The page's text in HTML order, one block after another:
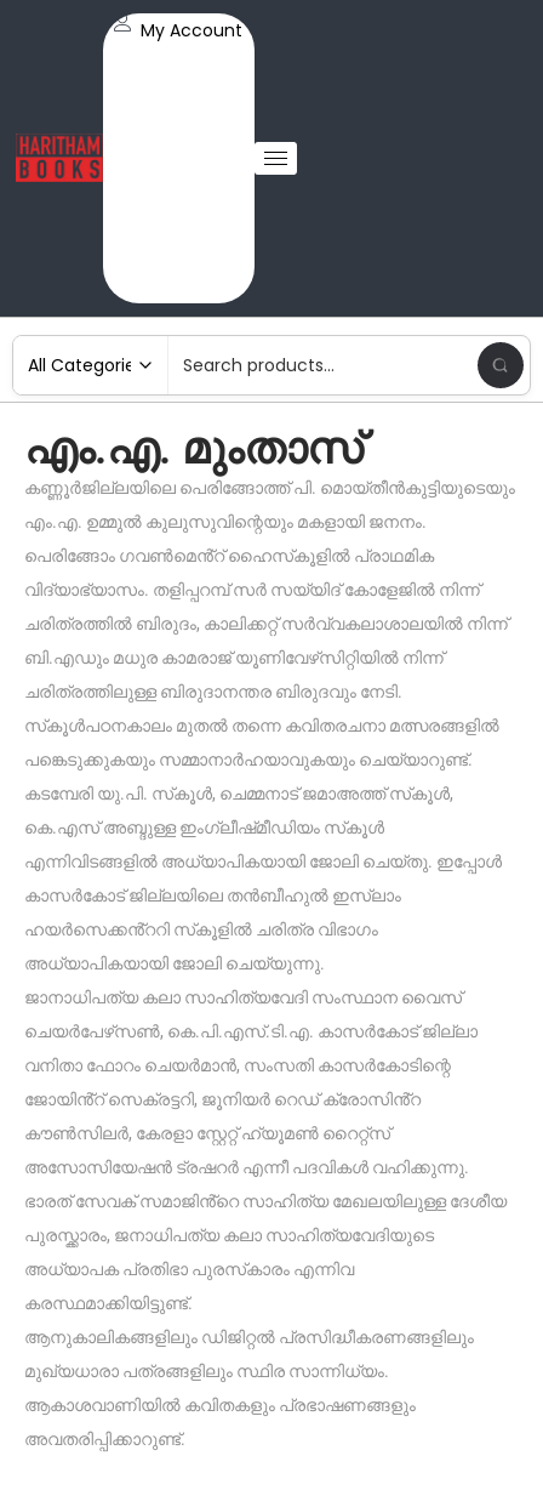
My Account
എം.എ. മുംതാസ്
കണ്ണൂർജില്ലയിലെ പെരിങ്ങോത്ത് പി. മൊയ്തീൻകുട്ടിയുടെയും
എം.എ. ഉമ്മുൽ കുലുസുവിന്റെയും മകളായി ജനനം.
പെരിങ്ങോം ഗവൺമെൻ്റ് ഹൈസ്‌കൂളിൽ പ്രാഥമിക
വിദ്യാഭ്യാസം. തളിപ്പറമ്പ് സർ സയ്യിദ് കോളേജിൽ നിന്ന്
ചരിത്രത്തിൽ ബിരുദം, കാലിക്കറ്റ് സർവ്വകലാശാലയിൽ നിന്ന്
ബി.എഡും മധുര കാമരാജ് യൂണിവേഴ്‌സിറ്റിയിൽ നിന്ന്
ചരിത്രത്തിലുള്ള ബിരുദാനന്തര ബിരുദവും നേടി.
സ്‌കൂൾപഠനകാലം മുതൽ തന്നെ കവിതരചനാ മത്സരങ്ങളിൽ
പങ്കെടുക്കുകയും സമ്മാനാർഹയാവുകയും ചെയ്യാറുണ്ട്.
കടമ്പേരി യു.പി. സ്‌കൂൾ, ചെമ്മനാട് ജമാഅത്ത് സ്‌കൂൾ,
കെ.എസ് അബ്ദുള്ള ഇംഗ്ലീഷ്‌മീഡിയം സ്‌കൂൾ
എന്നിവിടങ്ങളിൽ അധ്യാപികയായി ജോലി ചെയ്‌തു. ഇപ്പോൾ
കാസർകോട് ജില്ലയിലെ തൻബീഹുൽ ഇസ്‌ലാം
ഹയർസെക്കൻ്ററി സ്‌കൂളിൽ ചരിത്ര വിഭാഗം
അധ്യാപികയായി ജോലി ചെയ്യുന്നു.
ജാനാധിപത്യ കലാ സാഹിത്യവേദി സംസ്ഥാന വൈസ്
ചെയർപേഴ്‌സൺ, കെ.പി.എസ്.ടി.എ. കാസർകോട് ജില്ലാ
വനിതാ ഫോറം ചെയർമാൻ, സംസതി കാസർകോടിന്റെ
ജോയിൻ്റ് സെക്രട്ടറി, ജൂനിയർ റെഡ് ക്രോസിൻ്റ
കൗൺസിലർ, കേരളാ സ്റ്റേറ്റ് ഹ്യൂമൺ റൈറ്റ്സ്
അസോസിയേഷൻ ട്രഷറർ എന്നീ പദവികൾ വഹിക്കുന്നു.
ഭാരത് സേവക് സമാജിൻ്റെ സാഹിത്യ മേഖലയിലുള്ള ദേശീയ
പുരസ്ക്കാരം, ജനാധിപത്യ കലാ സാഹിത്യവേദിയുടെ
അധ്യാപക പ്രതിഭാ പുരസ്‌കാരം എന്നിവ
കരസ്ഥമാക്കിയിട്ടുണ്ട്.
ആനുകാലികങ്ങളിലും ഡിജിറ്റൽ പ്രസിദ്ധീകരണങ്ങളിലും
മുഖ്യധാരാ പത്രങ്ങളിലും സ്ഥിര സാന്നിധ്യം.
ആകാശവാണിയിൽ കവിതകളും പ്രഭാഷണങ്ങളും
അവതരിപ്പിക്കാറുണ്ട്.